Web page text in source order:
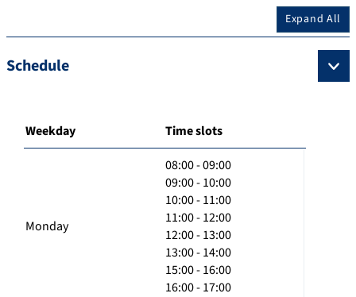
Expand All
Schedule
Weekday Time slots
Monday
08:00 - 09:00
09:00 - 10:00
10:00 - 11:00
11:00 - 12:00
12:00 - 13:00
13:00 - 14:00
15:00 - 16:00
16:00 - 17:00